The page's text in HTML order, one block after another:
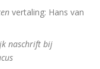
vertaling: Hans van
naschrift bij